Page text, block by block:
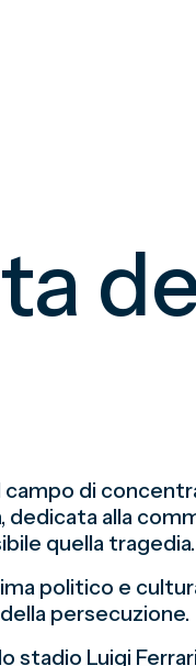
campo di
dedicata alla
quella tragedia.
politico e
persecuzione.
stadio Luigi